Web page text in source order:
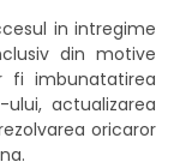
in intregime
din motive
fi imbunatatirea
actualizarea
oricaror